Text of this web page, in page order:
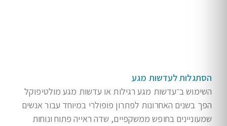
הסתגלות לעדשות מגע
השימוש ב־עדשות מגע רגילות או עדשות מגע מולטיפוקל
הפך בשנים האחרונות לפתרון פופולרי במיוחד עבור אנשים
שמעוניינים בחופש ממשקפיים, שדה ראייה פתוח ונוחות